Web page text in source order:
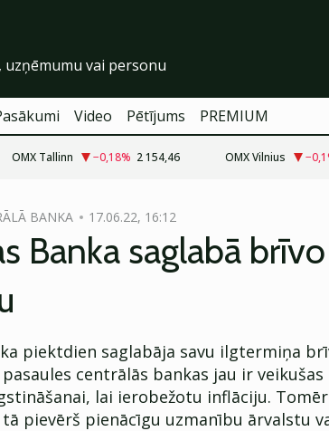
Video Pētījums PREMIUM
OMX Tallinn −0,18% 2 154,46 OMX Vilnius −0,1
BANKA 17.06.22, 16:12
Banka saglabā
piektdien saglabāja savu ilgtermiņa
centrālās bankas jau ir
lai ierobežotu inflāciju. Tomēr
tā pievērš pienācīgu uzmanību ārvalstu